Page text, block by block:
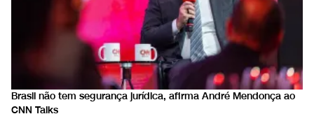
Brasil não tem segurança jurídica, afirma André Mendonça ao
CNN Talks